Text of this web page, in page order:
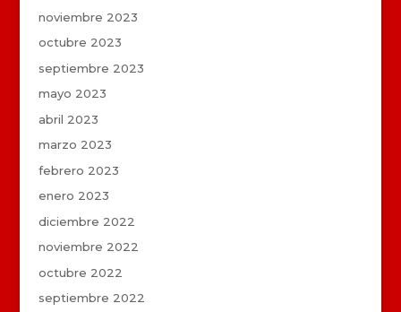
noviembre 2023
octubre 2023
septiembre 2023
mayo 2023
abril 2023
marzo 2023
febrero 2023
enero 2023
diciembre 2022
noviembre 2022
octubre 2022
septiembre 2022